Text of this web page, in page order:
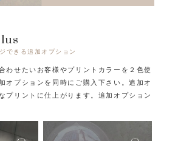
できる追加オプション
わせたいお客様やプリントカラーを２色使
オプションを同時にご購入下さい。追加オ
プリントに仕上がります。追加オプション